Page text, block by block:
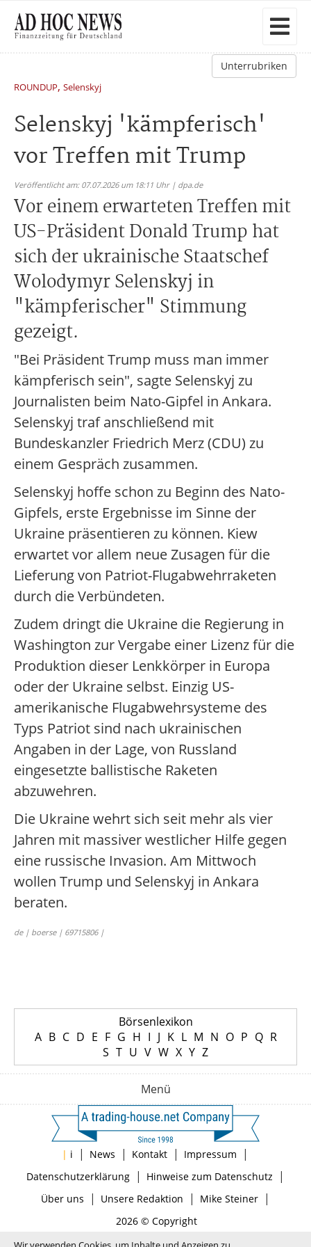
Unterrubriken
ROUNDUP, Selenskyj
Selenskyj 'kämpferisch'
vor Treffen mit Trump
Veröffentlicht am: 07.07.2026 um 18:11 Uhr | dpa.de
Vor einem erwarteten Treffen mit
US-Präsident Donald Trump hat
sich der ukrainische Staatschef
Wolodymyr Selenskyj in
"kämpferischer" Stimmung
gezeigt.
"Bei Präsident Trump muss man immer
kämpferisch sein", sagte Selenskyj zu
Journalisten beim Nato-Gipfel in Ankara.
Selenskyj traf anschließend mit
Bundeskanzler Friedrich Merz (CDU) zu
einem Gespräch zusammen.
Selenskyj hoffe schon zu Beginn des Nato-
Gipfels, erste Ergebnisse im Sinne der
Ukraine präsentieren zu können. Kiew
erwartet vor allem neue Zusagen für die
Lieferung von Patriot-Flugabwehrraketen
durch die Verbündeten.
Zudem dringt die Ukraine die Regierung in
Washington zur Vergabe einer Lizenz für die
Produktion dieser Lenkkörper in Europa
oder der Ukraine selbst. Einzig US-
amerikanische Flugabwehrsysteme des
Typs Patriot sind nach ukrainischen
Angaben in der Lage, von Russland
eingesetzte ballistische Raketen
abzuwehren.
Die Ukraine wehrt sich seit mehr als vier
Jahren mit massiver westlicher Hilfe gegen
eine russische Invasion. Am Mittwoch
wollen Trump und Selenskyj in Ankara
beraten.
de | boerse | 69715806 |
Börsenlexikon
A B C D E F G H I J K L M N O P Q R
S T U V W X Y Z
Menü
| i | News | Kontakt | Impressum |
Datenschutzerklärung| Hinweise zum Datenschutz |
Über uns | Unsere Redaktion | Mike Steiner|
2026 © Copyright